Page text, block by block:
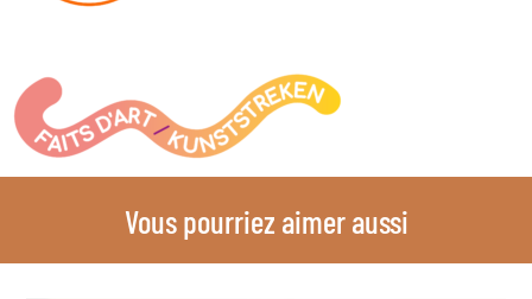
Vous pourriez aimer aussi